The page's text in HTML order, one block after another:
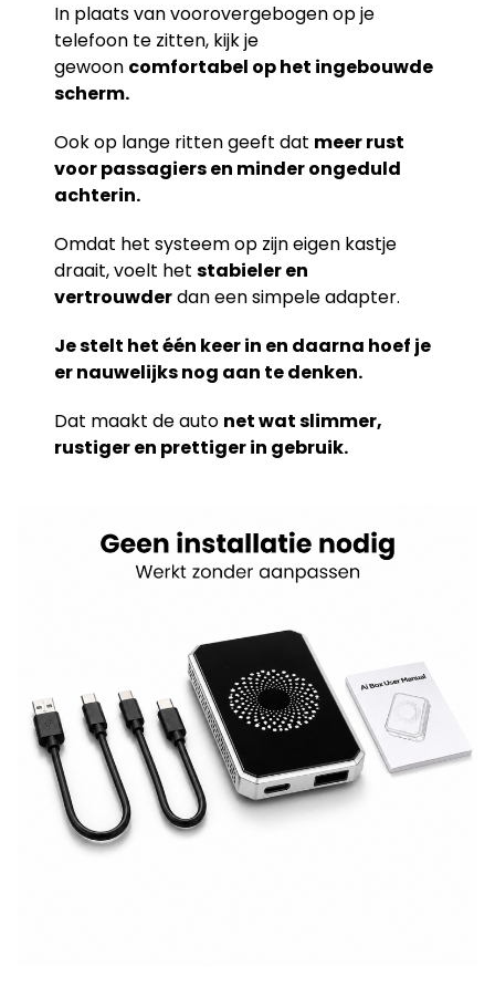
In plaats van voorovergebogen op je
telefoon te zitten, kijk je
gewoon comfortabel op het ingebouwde
scherm.
Ook op lange ritten geeft dat meer rust
voor passagiers en minder ongeduld
achterin.
Omdat het systeem op zijn eigen kastje
draait, voelt hetstabieler en
vertrouwderdan een simpele adapter.
Je stelt het één keer in en daarna hoef je
er nauwelijks nog aan te denken.
Dat maakt de auto net wat slimmer,
rustiger en prettiger in gebruik.